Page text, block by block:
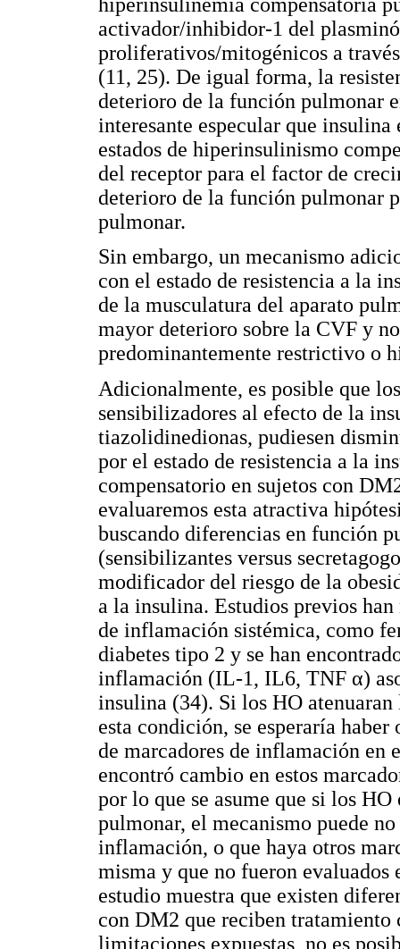
activador/inhibidor-1 del
proliferativos/mitogénicos a
(11, 25). De igual forma, la
deterioro de la función pulmonar
interesante especular que insulina
estados de hiperinsulinismo
del receptor para el factor de
deterioro de la función pulmonar
pulmonar.
Sin embargo, un mecanismo
con el estado de resistencia a la
de la musculatura del aparato
mayor deterioro sobre la CVF y
predominantemente restrictivo o
Adicionalmente, es posible que
sensibilizadores al efecto de la
tiazolidinedionas, pudiesen
por el estado de resistencia a la
compensatorio en sujetos con
evaluaremos esta atractiva
buscando diferencias en función
(sensibilizantes versus
modificador del riesgo de la
a la insulina. Estudios previos
de inflamación sistémica, como
diabetes tipo 2 y se han
inflamación (IL-1, IL6, TNF α)
insulina (34). Si los HO
esta condición, se esperaría
de marcadores de inflamación en
encontró cambio en estos
por lo que se asume que si los
pulmonar, el mecanismo puede
inflamación, o que haya otros
misma y que no fueron evaluados
estudio muestra que existen
con DM2 que reciben
limitaciones expuestas, no es